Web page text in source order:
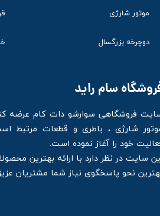
سام راید
فروشگاهی سوارشو دات کام عرضه
خود را آغاز نموده است.
سایت در نظر دارد با ارائه بهترین
نحو پاسخگوی نیاز شما مشتریان
موتور شارژی
دوچرخه بزرگسال